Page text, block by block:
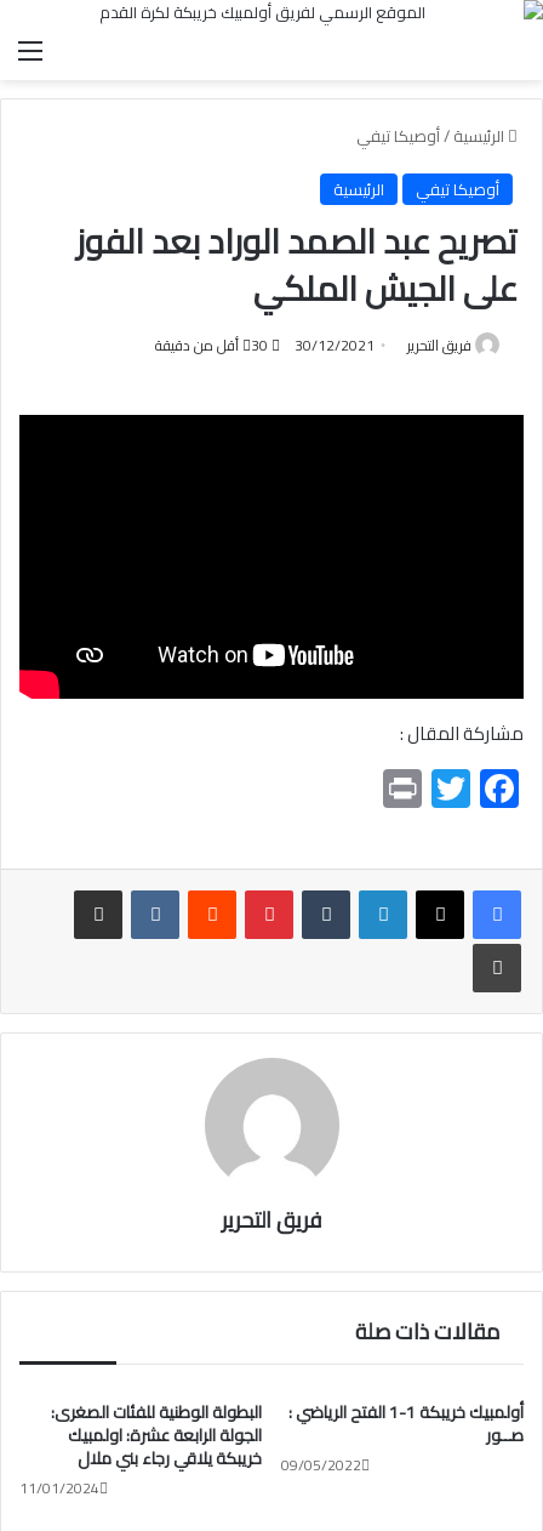
الرئيسية/أوصيكا تيفي
أوصيكا تيفي
الرئيسية
تصريح عبد الصمد الوراد بعد الفوز
على الجيش الملكي
فريق التحرير 30/12/2021 أقل من دقيقة
مشاركة المقال :
F
ac
e
b
o
ok
T
wi
tt
er
t
لينكدإن بينتيريست
مشاركة عبر البريد
طباعة
فريق التحرير
مقالات ذات صلة
البطولة الوطنية للفئات الصغرى:
الجولة الرابعة عشرة: اولمبيك
خريبكة يلاقي رجاء بني ملال
11/01/2024
أولمبيك خريبكة 1-1 الفتح الرياضي :
صــور
09/05/2022